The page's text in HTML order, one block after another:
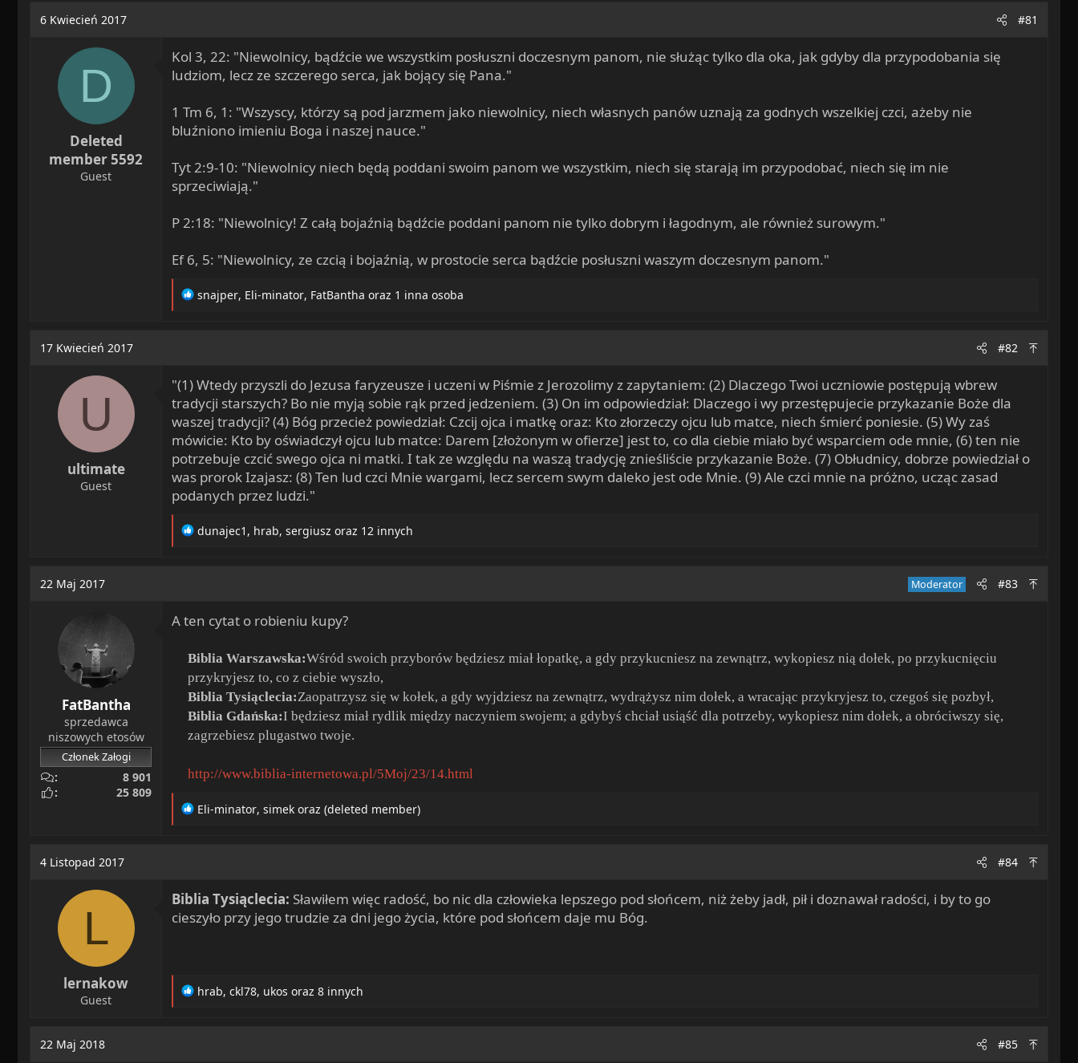
a
d
o
c
z
t
y
6 Kwiecień 2017 #81
D
Deleted
member 5592
Guest
Kol 3, 22: "Niewolnicy, bądźcie we wszystkim posłuszni doczesnym panom, nie służąc tylko dla oka, jak gdyby dla przypodobania się
ludziom, lecz ze szczerego serca, jak bojący się Pana."
1 Tm 6, 1: "Wszyscy, którzy są pod jarzmem jako niewolnicy, niech własnych panów uznają za godnych wszelkiej czci, ażeby nie
bluźniono imieniu Boga i naszej nauce."
Tyt 2:9-10: "Niewolnicy niech będą poddani swoim panom we wszystkim, niech się starają im przypodobać, niech się im nie
sprzeciwiają."
P 2:18: "Niewolnicy! Z całą bojaźnią bądźcie poddani panom nie tylko dobrym i łagodnym, ale również surowym."
Ef 6, 5: "Niewolnicy, ze czcią i bojaźnią, w prostocie serca bądźcie posłuszni waszym doczesnym panom."
R
o
n
s
:
snajper, Eli-minator, FatBantha oraz 1 inna osoba
17 Kwiecień 2017 #82
U
ultimate
Guest
"(1) Wtedy przyszli do Jezusa faryzeusze i uczeni w Piśmie z Jerozolimy z zapytaniem: (2) Dlaczego Twoi uczniowie postępują wbrew
tradycji starszych? Bo nie myją sobie rąk przed jedzeniem. (3) On im odpowiedział: Dlaczego i wy przestępujecie przykazanie Boże dla
waszej tradycji? (4) Bóg przecież powiedział: Czcij ojca i matkę oraz: Kto złorzeczy ojcu lub matce, niech śmierć poniesie. (5) Wy zaś
mówicie: Kto by oświadczył ojcu lub matce: Darem [złożonym w ofierze] jest to, co dla ciebie miało być wsparciem ode mnie, (6) ten nie
potrzebuje czcić swego ojca ni matki. I tak ze względu na waszą tradycję znieśliście przykazanie Boże. (7) Obłudnicy, dobrze powiedział o
was prorok Izajasz: (8) Ten lud czci Mnie wargami, lecz sercem swym daleko jest ode Mnie. (9) Ale czci mnie na próżno, ucząc zasad
podanych przez ludzi."
R
o
s
:
dunajec1 , hrab, sergiusz oraz 12 innych
22 Maj 2017 Moderator #83
FatBantha
sprzedawca
niszowych etosów
Członek Załogi
8 901
25 809
A ten cytat o robieniu kupy?
Biblia Warszawska:Wśród swoich przyborów będziesz miał łopatkę, a gdy przykucniesz na zewnątrz, wykopiesz nią dołek, po przykucnięciu
przykryjesz to, co z ciebie wyszło,
Biblia Tysiąclecia:Zaopatrzysz się w kołek, a gdy wyjdziesz na zewnątrz, wydrążysz nim dołek, a wracając przykryjesz to, czegoś się pozbył,
Biblia Gdańska:I będziesz miał rydlik między naczyniem swojem; a gdybyś chciał usiąść dla potrzeby, wykopiesz nim dołek, a obróciwszy się,
zagrzebiesz plugastwo twoje.
http://www.biblia-internetowa.pl/5Moj/23/14.html
R
o
n
Eli-minator, simek oraz (deleted member)
4 Listopad 2017 #84
L
lernakow
Guest
Biblia Tysiąclecia: Sławiłem więc radość, bo nic dla człowieka lepszego pod słońcem, niż żeby jadł, pił i doznawał radości, i by to go
cieszyło przy jego trudzie za dni jego życia, które pod słońcem daje mu Bóg.
R
hrab, ckl78, ukos oraz 8 innych
22 Maj 2018 #85